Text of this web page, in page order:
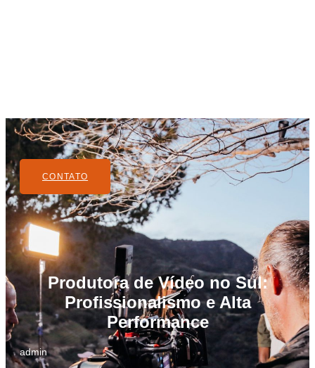
CONTATO
Produtora de Vídeo no Sul:
Profissionalismo e Alta
Performance
admin